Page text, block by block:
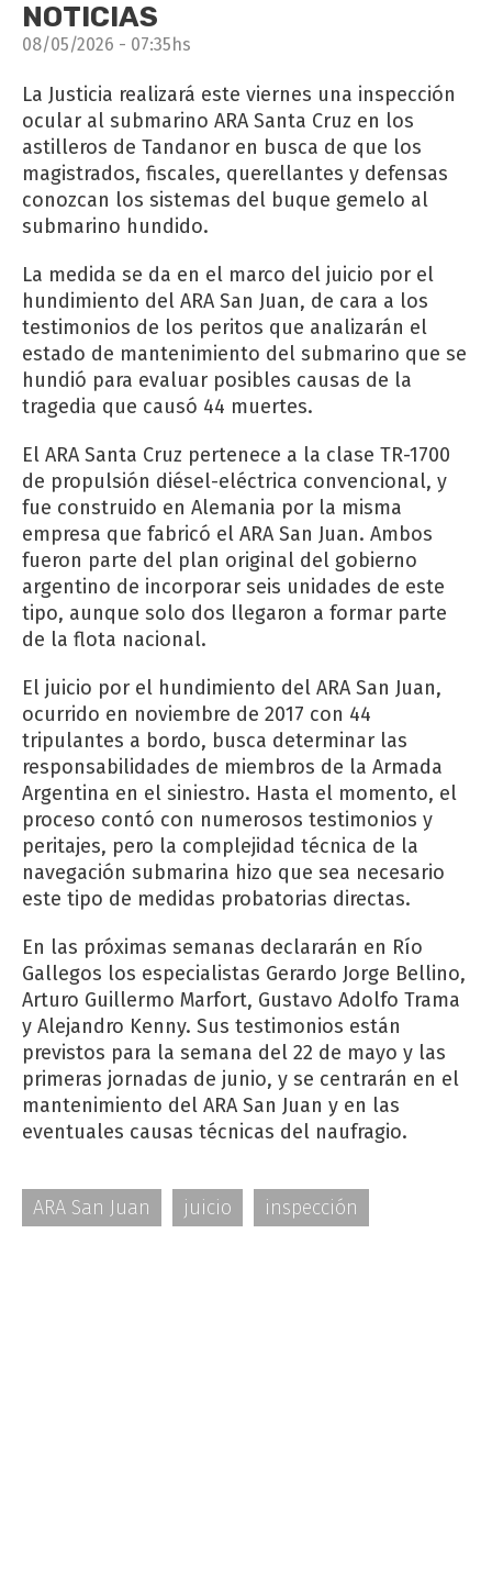
NOTICIAS
08/05/2026 - 07:35hs
La Justicia realizará este viernes una inspección
ocular al submarino ARA Santa Cruz en los
astilleros de Tandanor en busca de que los
magistrados, fiscales, querellantes y defensas
conozcan los sistemas del buque gemelo al
submarino hundido.
La medida se da en el marco del juicio por el
hundimiento del ARA San Juan, de cara a los
testimonios de los peritos que analizarán el
estado de mantenimiento del submarino que se
hundió para evaluar posibles causas de la
tragedia que causó 44 muertes.
El ARA Santa Cruz pertenece a la clase TR-1700
de propulsión diésel-eléctrica convencional, y
fue construido en Alemania por la misma
empresa que fabricó el ARA San Juan. Ambos
fueron parte del plan original del gobierno
argentino de incorporar seis unidades de este
tipo, aunque solo dos llegaron a formar parte
de la flota nacional.
El juicio por el hundimiento del ARA San Juan,
ocurrido en noviembre de 2017 con 44
tripulantes a bordo, busca determinar las
responsabilidades de miembros de la Armada
Argentina en el siniestro. Hasta el momento, el
proceso contó con numerosos testimonios y
peritajes, pero la complejidad técnica de la
navegación submarina hizo que sea necesario
este tipo de medidas probatorias directas.
En las próximas semanas declararán en Río
Gallegos los especialistas Gerardo Jorge Bellino,
Arturo Guillermo Marfort, Gustavo Adolfo Trama
y Alejandro Kenny. Sus testimonios están
previstos para la semana del 22 de mayo y las
primeras jornadas de junio, y se centrarán en el
mantenimiento del ARA San Juan y en las
eventuales causas técnicas del naufragio.
ARA San Juan juicio inspección